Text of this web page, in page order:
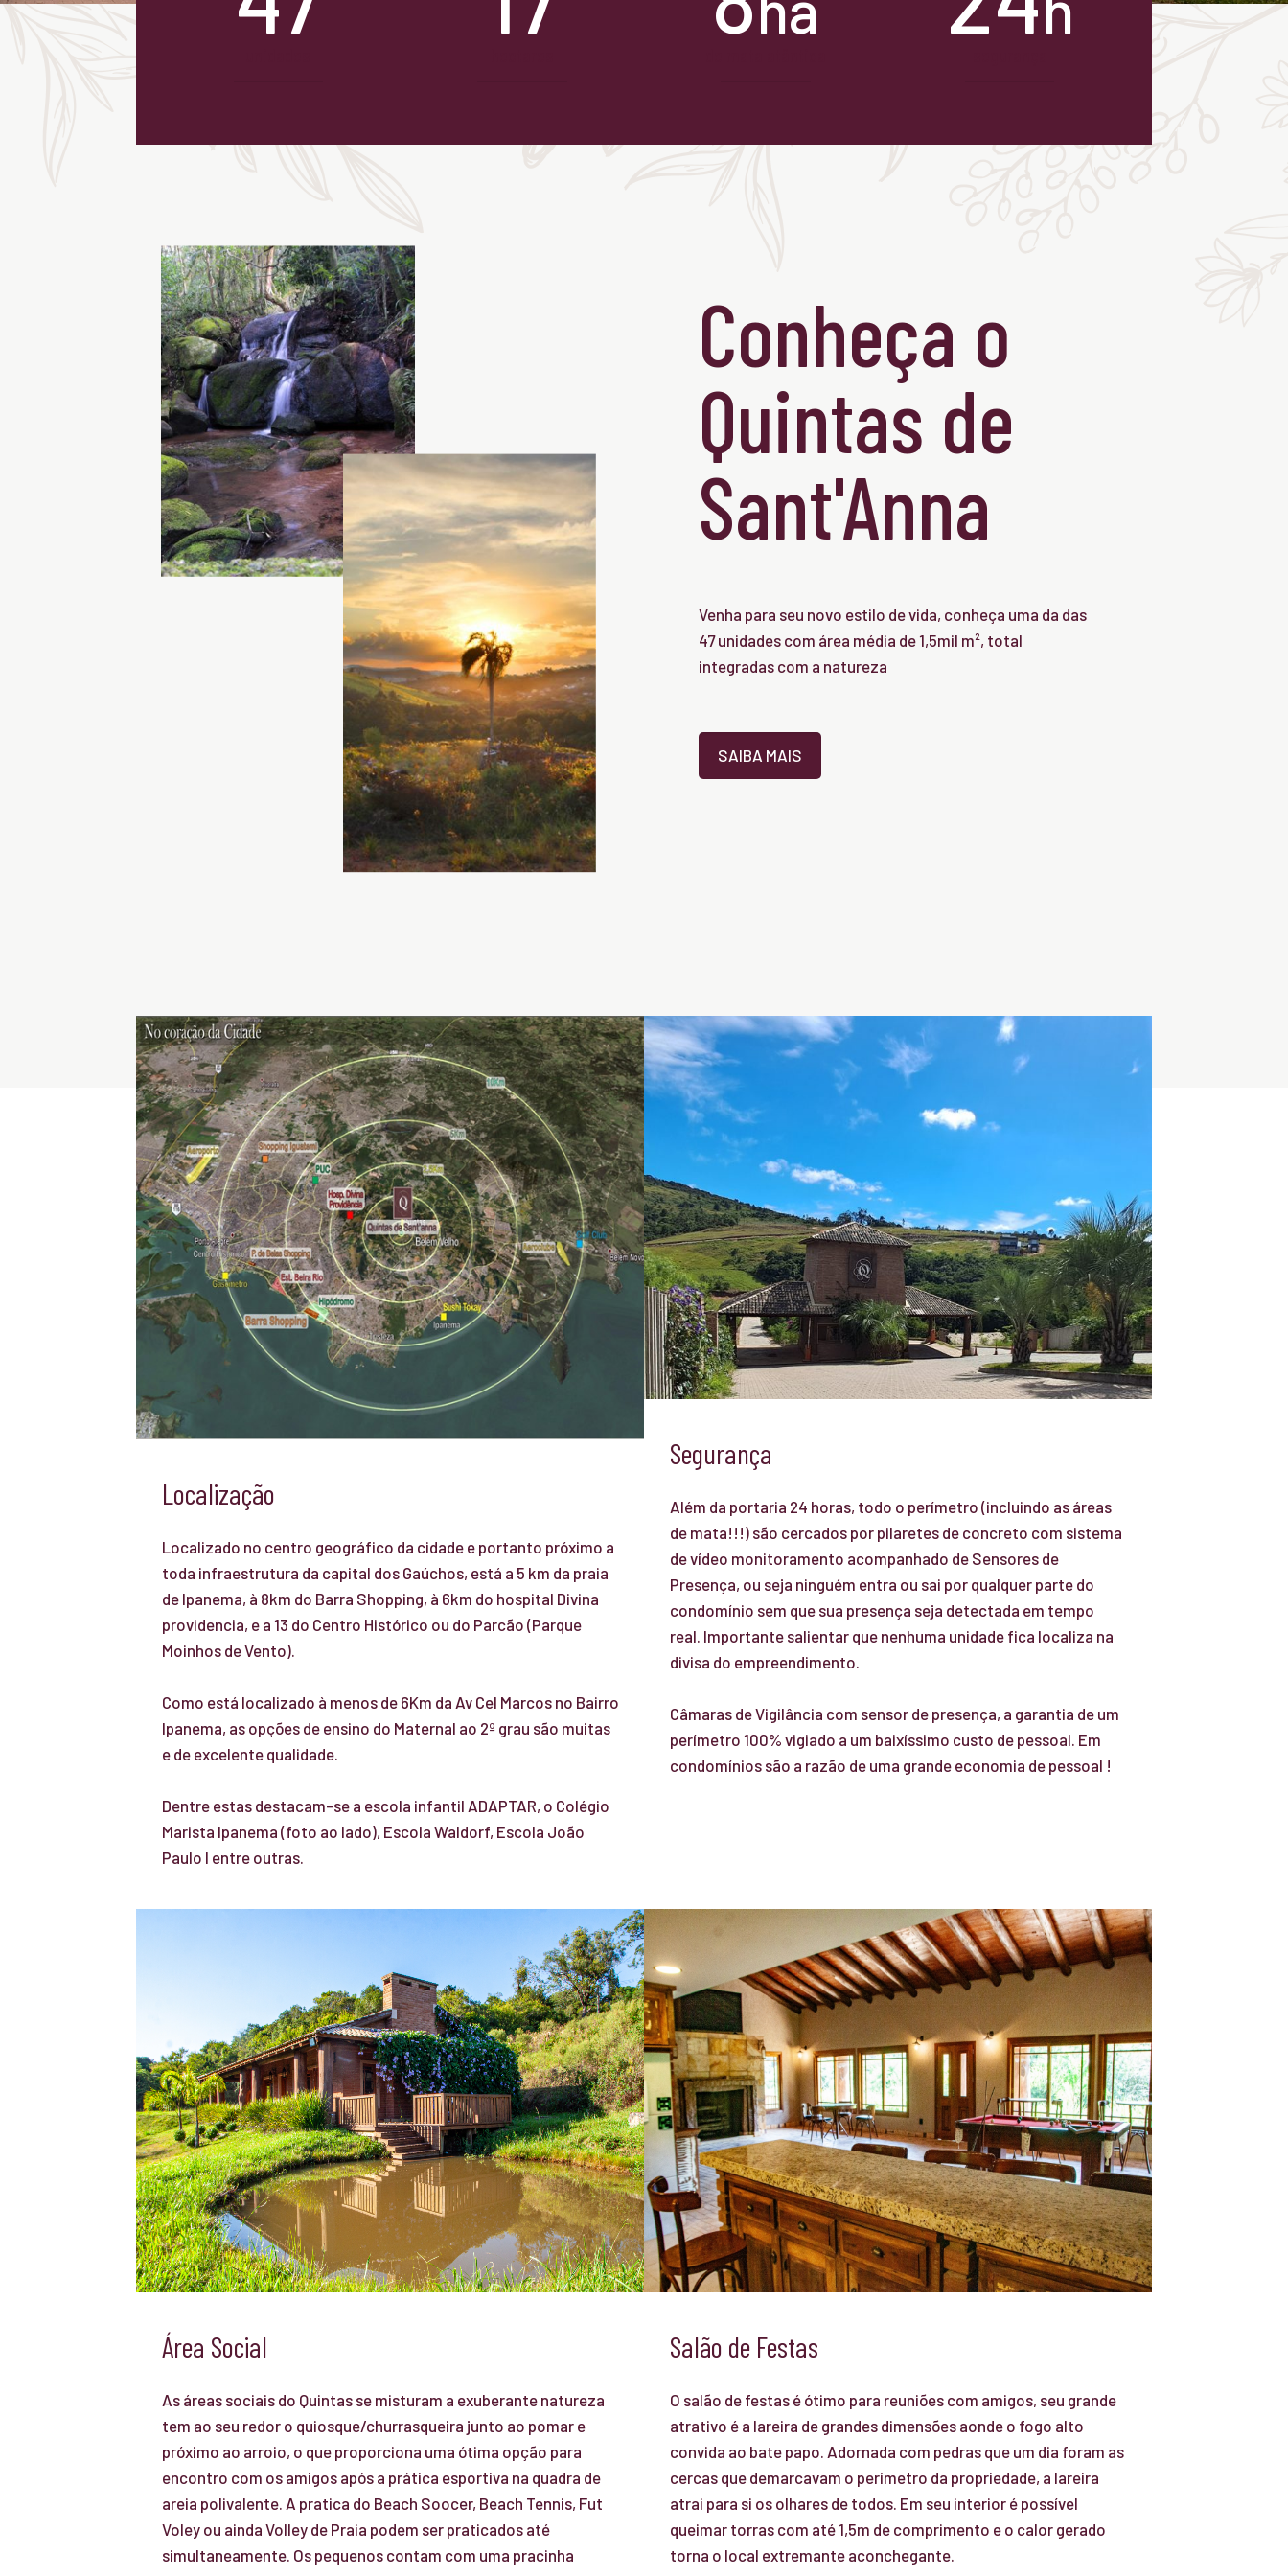
Conheça o
Quintas de
Sant'Anna
Venha para seu novo estilo de vida, conheça uma da das
47 unidades com área média de 1,5mil m², total
integradas com a natureza
SAIBA MAIS
Localização
Localizado no centro geográfico da cidade e portanto próximo a
toda infraestrutura da capital dos Gaúchos, está a 5 km da praia
de Ipanema, à 8km do Barra Shopping, à 6km do hospital Divina
providencia, e a 13 do Centro Histórico ou do Parcão (Parque
Moinhos de Vento).
Como está localizado à menos de 6Km da Av Cel Marcos no Bairro
Ipanema, as opções de ensino do Maternal ao 2º grau são muitas
e de excelente qualidade.
Dentre estas destacam-se a escola infantil ADAPTAR, o Colégio
Marista Ipanema (foto ao lado), Escola Waldorf, Escola João
Paulo I entre outras.
Segurança
Além da portaria 24 horas, todo o perímetro (incluindo as áreas
de mata!!!) são cercados por pilaretes de concreto com sistema
de vídeo monitoramento acompanhado de Sensores de
Presença, ou seja ninguém entra ou sai por qualquer parte do
condomínio sem que sua presença seja detectada em tempo
real. Importante salientar que nenhuma unidade fica localiza na
divisa do empreendimento.
Câmaras de Vigilância com sensor de presença, a garantia de um
perímetro 100% vigiado a um baixíssimo custo de pessoal. Em
condomínios são a razão de uma grande economia de pessoal !
Área Social
As áreas sociais do Quintas se misturam a exuberante natureza
tem ao seu redor o quiosque/churrasqueira junto ao pomar e
próximo ao arroio, o que proporciona uma ótima opção para
encontro com os amigos após a prática esportiva na quadra de
areia polivalente. A pratica do Beach Soocer, Beach Tennis, Fut
Voley ou ainda Volley de Praia podem ser praticados até
simultaneamente. Os pequenos contam com uma pracinha
Salão de Festas
O salão de festas é ótimo para reuniões com amigos, seu grande
atrativo é a lareira de grandes dimensões aonde o fogo alto
convida ao bate papo. Adornada com pedras que um dia foram as
cercas que demarcavam o perímetro da propriedade, a lareira
atrai para si os olhares de todos. Em seu interior é possível
queimar torras com até 1,5m de comprimento e o calor gerado
torna o local extremante aconchegante.